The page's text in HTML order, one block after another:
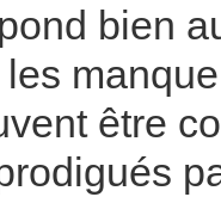
bien
les
être